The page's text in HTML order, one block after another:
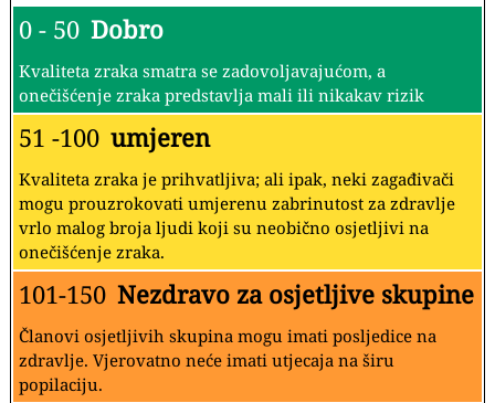
0 - 50 Dobro
Kvaliteta zraka smatra se zadovoljavajućom, a
onečišćenje zraka predstavlja mali ili nikakav rizik
51 -100 umjeren
Kvaliteta zraka je prihvatljiva; ali ipak, neki zagađivači
mogu prouzrokovati umjerenu zabrinutost za zdravlje
vrlo malog broja ljudi koji su neobično osjetljivi na
onečišćenje zraka.
101-150 Nezdravo za osjetljive skupine
Članovi osjetljivih skupina mogu imati posljedice na
zdravlje. Vjerovatno neće imati utjecaja na širu
popilaciju.